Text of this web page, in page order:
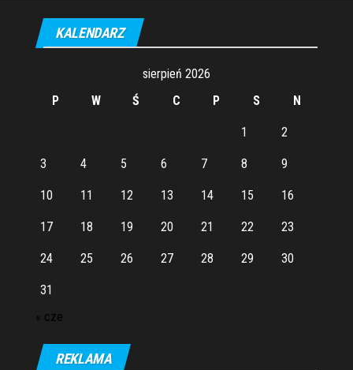
KALENDARZ
sierpień 2026
P
W Ś C P S N
1 2
3 4 5 6 7 8 9
10 11 12 13 14 15 16
17 18 19 20 21 22 23
24 25 26 27 28 29 30
31
« cze
REKLAMA